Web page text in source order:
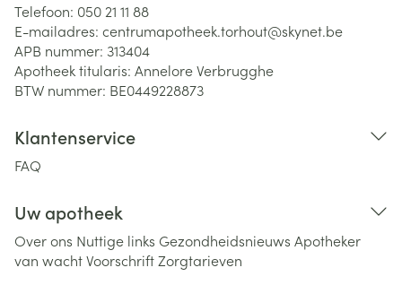
Telefoon: 050 21 11 88
E-mailadres: centrumapotheek.torhout@skynet.be
APB nummer: 313404
Apotheek titularis: Annelore Verbrugghe
BTW nummer: BE0449228873
Klantenservice
FAQ
Uw apotheek
Over ons Nuttige links Gezondheidsnieuws Apotheker
van wachtVoorschriftZorgtarieven